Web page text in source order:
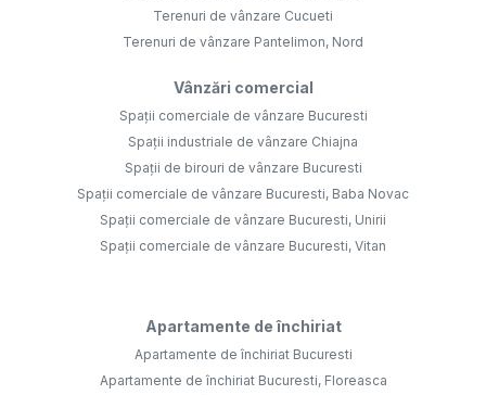
Terenuri de vânzare Cucueti
Terenuri de vânzare Pantelimon, Nord
Vânzări comercial
Spații comerciale de vânzare Bucuresti
Spații industriale de vânzare Chiajna
Spații de birouri de vânzare Bucuresti
Spații comerciale de vânzare Bucuresti, Baba Novac
Spații comerciale de vânzare Bucuresti, Unirii
Spații comerciale de vânzare Bucuresti, Vitan
Apartamente de închiriat
Apartamente de închiriat Bucuresti
Apartamente de închiriat Bucuresti, Floreasca